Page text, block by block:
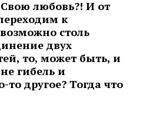
любовь?! И от
к
столь
двух
то, может быть, и
гибель и
другое? Тогда что